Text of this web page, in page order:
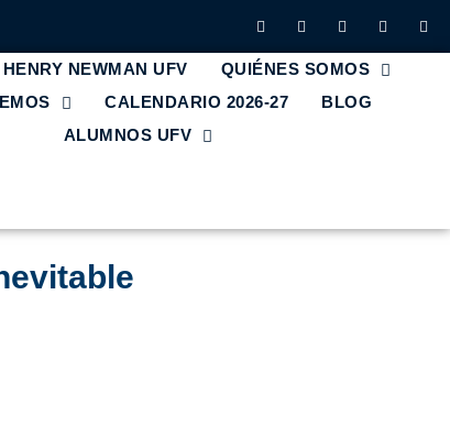
NEWMAN UFV
QUIÉNES SOMOS
CALENDARIO 2026-27
BLOG
ALUMNOS UFV